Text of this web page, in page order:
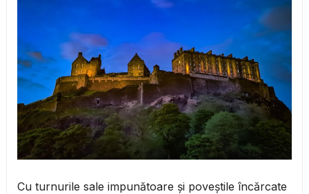
Cu turnurile sale impunătoare și poveștile încărcate